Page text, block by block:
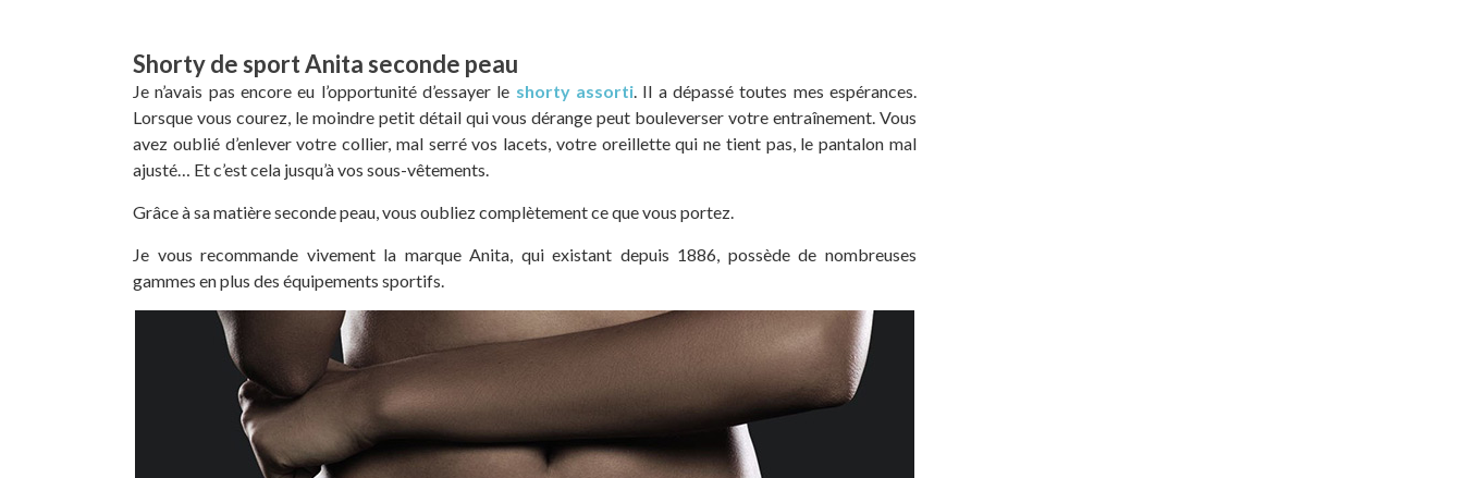
Shorty de sport Anita seconde peau
Je n’avais pas encore eu l’opportunité d’essayer le shorty assorti. Il a dépassé toutes mes espérances.
Lorsque vous courez, le moindre petit détail qui vous dérange peut bouleverser votre entraînement. Vous
avez oublié d’enlever votre collier, mal serré vos lacets, votre oreillette qui ne tient pas, le pantalon mal
ajusté… Et c’est cela jusqu’à vos sous-vêtements.
Grâce à sa matière seconde peau, vous oubliez complètement ce que vous portez.
Je vous recommande vivement la marque Anita, qui existant depuis 1886, possède de nombreuses
gammes en plus des équipements sportifs.